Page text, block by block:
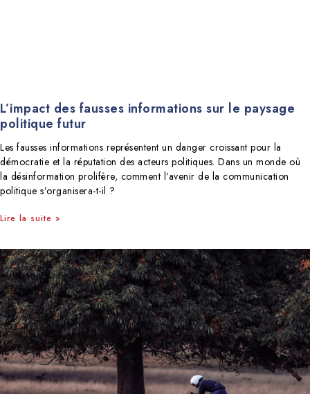
L’impact des fausses informations sur le paysage
politique futur
Les fausses informations représentent un danger croissant pour la
démocratie et la réputation des acteurs politiques. Dans un monde où
la désinformation prolifère, comment l’avenir de la communication
politique s’organisera-t-il ?
Lire la suite »